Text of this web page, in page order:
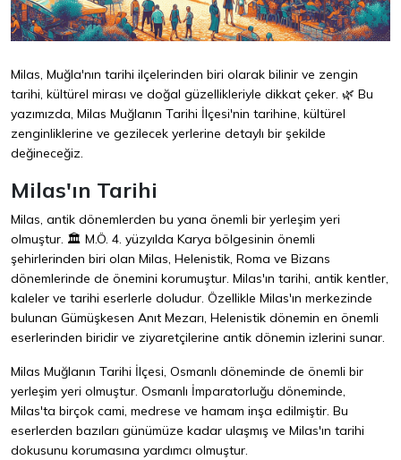
Milas, Muğla'nın tarihi ilçelerinden biri olarak bilinir ve zengin
tarihi, kültürel mirası ve doğal güzellikleriyle dikkat çeker. 🌿 Bu
yazımızda, Milas Muğlanın Tarihi İlçesi'nin tarihine, kültürel
zenginliklerine ve gezilecek yerlerine detaylı bir şekilde
değineceğiz.
Milas'ın Tarihi
Milas, antik dönemlerden bu yana önemli bir yerleşim yeri
olmuştur. 🏛 M.Ö. 4. yüzyılda Karya bölgesinin önemli
şehirlerinden biri olan Milas, Helenistik, Roma ve Bizans
dönemlerinde de önemini korumuştur. Milas'ın tarihi, antik kentler,
kaleler ve tarihi eserlerle doludur. Özellikle Milas'ın merkezinde
bulunan Gümüşkesen Anıt Mezarı, Helenistik dönemin en önemli
eserlerinden biridir ve ziyaretçilerine antik dönemin izlerini sunar.
Milas Muğlanın Tarihi İlçesi, Osmanlı döneminde de önemli bir
yerleşim yeri olmuştur. Osmanlı İmparatorluğu döneminde,
Milas'ta birçok cami, medrese ve hamam inşa edilmiştir. Bu
eserlerden bazıları günümüze kadar ulaşmış ve Milas'ın tarihi
dokusunu korumasına yardımcı olmuştur.